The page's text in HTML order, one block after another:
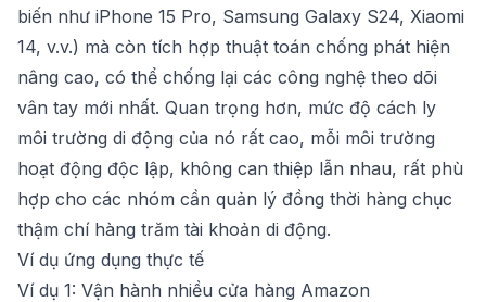
biến như iPhone 15 Pro, Samsung Galaxy S24, Xiaomi
14, v.v.) mà còn tích hợp thuật toán chống phát hiện
nâng cao, có thể chống lại các công nghệ theo dõi
vân tay mới nhất. Quan trọng hơn, mức độ cách ly
môi trường di động của nó rất cao, mỗi môi trường
hoạt động độc lập, không can thiệp lẫn nhau, rất phù
hợp cho các nhóm cần quản lý đồng thời hàng chục
thậm chí hàng trăm tài khoản di động.
Ví dụ ứng dụng thực tế
Ví dụ 1: Vận hành nhiều cửa hàng Amazon